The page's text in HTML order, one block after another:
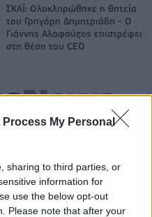
Process My Personal
sharing to third parties, or
information for
use the below opt-out
Please note that after your
ΣΚΑΪ: Ολοκληρώθηκε η θητεία
του Γρηγόρη Δημητριάδη - Ο
Γιάννης Αλαφούζος επιστρέφει
στη θέση του CEO
επιχειρήσεις ξεκίνησε το
ΕΔΟΕΑΠ
Σε κινεζική… πολιορκία η
ευρωπαϊκή
αυτοκινητοβιομηχανία